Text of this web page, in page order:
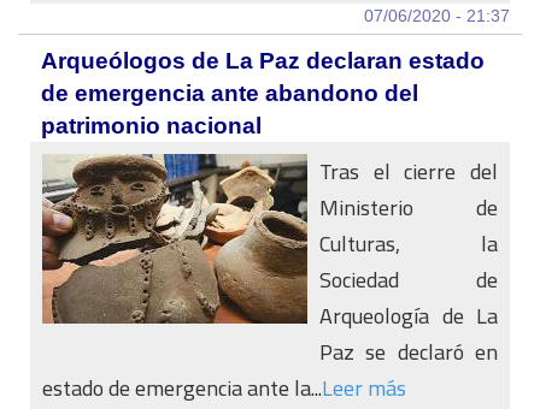
07/06/2020 - 21:37
Arqueólogos de La Paz declaran estado
de emergencia ante abandono del
patrimonio nacional
Tras el cierre del
Ministerio de
Culturas, la
Sociedad de
Arqueología de La
Paz se declaró en
estado de emergencia ante la...Leer más